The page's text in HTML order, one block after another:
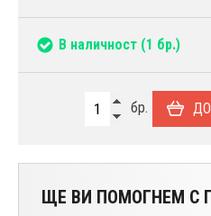
В наличност (1 бр.)
бр.
ЩЕ ВИ ПОМОГНЕМ С